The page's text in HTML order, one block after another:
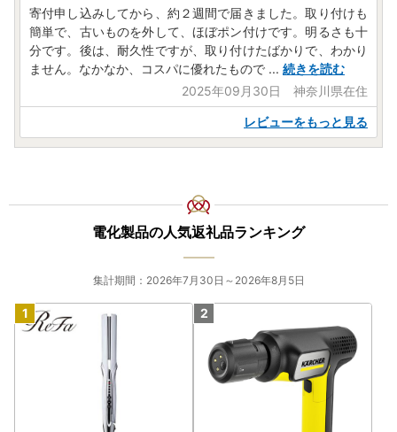
寄付申し込みしてから、約２週間で届きました。取り付けも
簡単で、古いものを外して、ほぼポン付けです。明るさも十
分です。後は、耐久性ですが、取り付けたばかりで、わかり
ません。なかなか、コスパに優れたもので ... 続きを読む
2025年09月30日 神奈川県在住
レビューをもっと見る
電化製品の人気返礼品ランキング
集計期間：2026年7月30日～2026年8月5日